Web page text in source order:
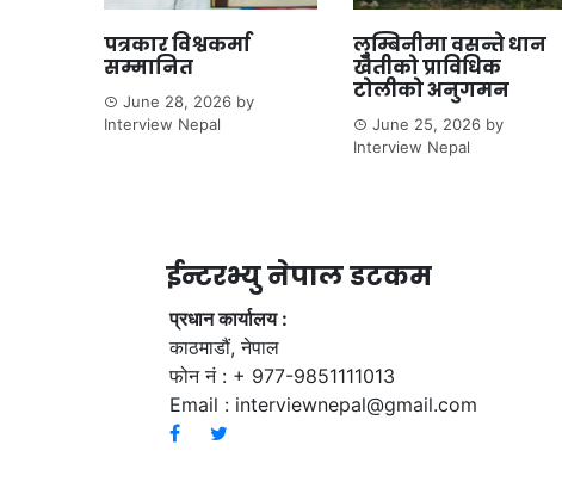
पत्रकार विश्वकर्मा
सम्मानित
June 28, 2026 by
Interview Nepal
लुम्बिनीमा वसन्ते धान
खेतीको प्राविधिक
टोलीको अनुगमन
June 25, 2026 by
Interview Nepal
ईन्टरभ्यु नेपाल डटकम
प्रधान कार्यालय :
काठमाडौं, नेपाल
फोन नं : + 977-9851111013
Email : interviewnepal@gmail.com